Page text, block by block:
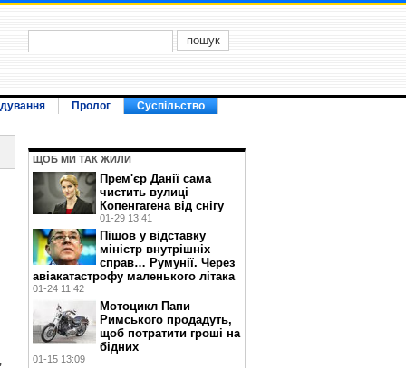
Пролог Суспільство
ЩОБ МИ ТАК ЖИЛИ
Прем'єр Данії сама
чистить вулиці
Копенгагена від снігу
01-29 13:41
Пішов у відставку
міністр внутрішніх
справ… Румунії. Через
авіакатастрофу маленького літака
01-24 11:42
Мотоцикл Папи
Римського продадуть,
щоб потратити гроші на
бідних
01-15 13:09